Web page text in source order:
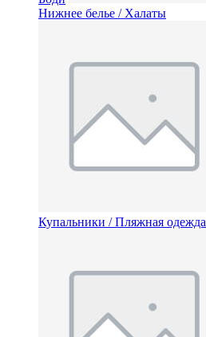
Нижнее белье / Халаты
Купальники / Пляжная одежда